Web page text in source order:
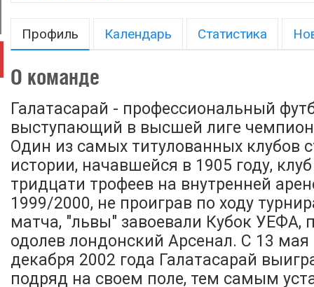
Профиль Календарь Статистика
О команде
Галатасарай - профессиональный
выступающий в высшей лиге
Один из самых титулованных клубов
истории, начавшейся в 1905 году,
тридцати трофеев на внутренней
1999/2000, не проиграв по ходу
матча, "львы" завоевали Кубок УЕФА,
одолев лондонский Арсенал. С 13 мая
декабря 2002 года Галатасарай
подряд на своем поле, тем самым